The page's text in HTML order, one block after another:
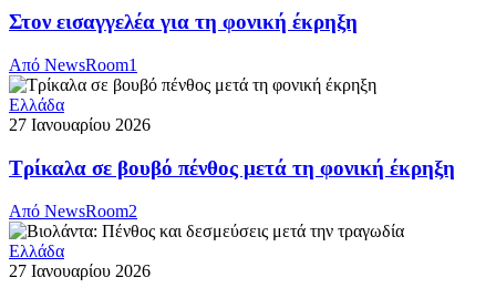
Στον εισαγγελέα για τη φονική έκρηξη
Από NewsRoom1
Ελλάδα
27 Ιανουαρίου 2026
Τρίκαλα σε βουβό πένθος μετά τη φονική έκρηξη
Από NewsRoom2
Ελλάδα
27 Ιανουαρίου 2026